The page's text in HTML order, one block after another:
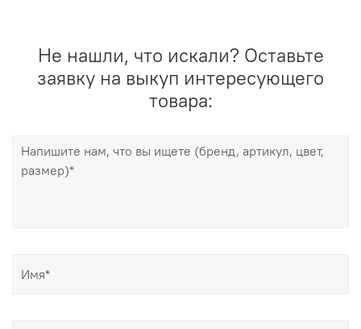
Не нашли, что искали? Оставьте
заявку на выкуп интересующего
товара: